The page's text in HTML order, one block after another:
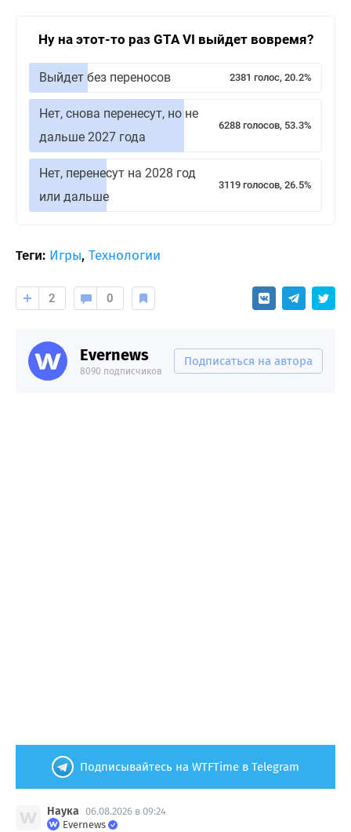
Ну на этот-то раз GTA VI выйдет вовремя?
Выйдет без переносов 2381 голос, 20.2%
Нет, снова перенесут, но не
дальше 2027 года
6288 голосов, 53.3%
Нет, перенесут на 2028 год
или дальше
3119 голосов, 26.5%
Теги: Игры, Технологии
2 0
Evernews
8090 подписчиков
Подписаться на автора
Подписывайтесь на WTFTime в Telegram
Наука 06.08.2026 в 09:24
Evernews